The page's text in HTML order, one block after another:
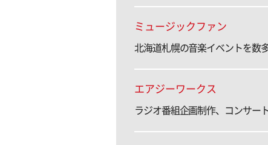
ミュージックファン
北海道札幌の音楽イベントを数
エアジーワークス
ラジオ番組企画制作、コンサー